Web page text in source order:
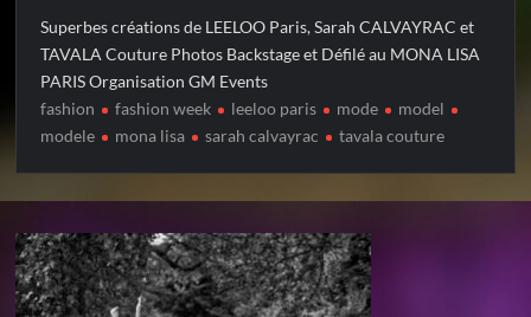
Superbes créations de LEELOO Paris, Sarah CALVAYRAC et
TAVALA Couture Photos Backstage et Défilé au MONA LISA
PARIS Organisation GM Events
fashion
fashion week leeloo paris mode
model
modele
mona lisa sarah calvayrac tavala couture